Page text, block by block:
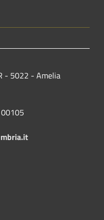
- 5022 - Amelia